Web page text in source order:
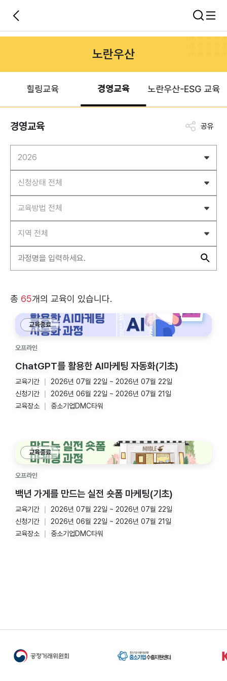
노란우산
힐링교육 경영교육 노란우산-ESG 교육
경영교육 공유
총 65개의 교육이 있습니다.
교육종료
오프라인
ChatGPT를 활용한 AI마케팅 자동화(기초)
교육기간
2026년 07월 22일 ~ 2026년 07월 22일
신청기간
2026년 06월 22일 ~ 2026년 07월 21일
교육장소
중소기업DMC타워
교육종료
오프라인
백년 가게를 만드는 실전 숏폼 마케팅(기초)
교육기간
2026년 07월 22일 ~ 2026년 07월 22일
신청기간
2026년 06월 22일 ~ 2026년 07월 21일
교육장소
중소기업DMC타워